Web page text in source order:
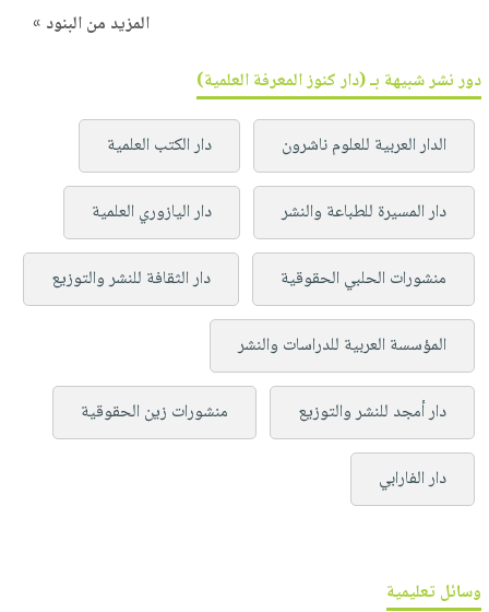
المزيد من البنود »
دور نشر شبيهة بـ (دار كنوز المعرفة العلمية)
الدار العربية للعلوم ناشرون دار الكتب العلمية
دار المسيرة للطباعة والنشر دار اليازوري العلمية
منشورات الحلبي الحقوقية دار الثقافة للنشر والتوزيع
المؤسسة العربية للدراسات والنشر
دار أمجد للنشر والتوزيع منشورات زين الحقوقية
دار الفارابي
وسائل تعليمية